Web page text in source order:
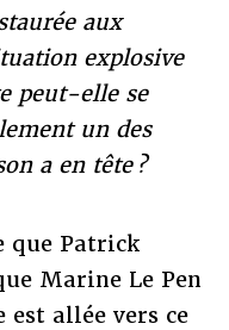
aux
explosive
peut-elle se
un des
a en tête ?
que Patrick
Marine Le Pen
est allée vers ce